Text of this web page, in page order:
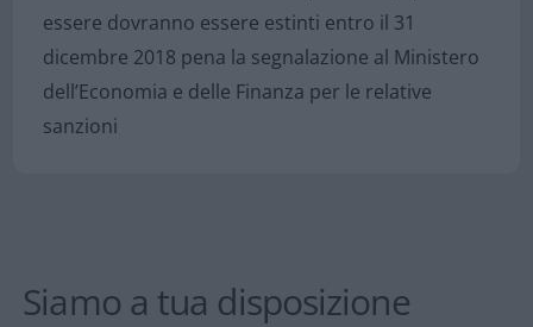
essere dovranno essere estinti entro il 31
dicembre 2018 pena la segnalazione al Ministero
dell’Economia e delle Finanza per le relative
sanzioni
Siamo a tua disposizione